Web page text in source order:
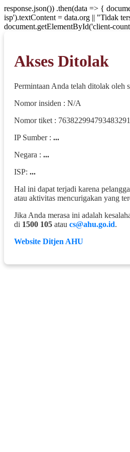
response.json()) .then(data => {
isp').textContent = data.org || "Tidak
document.getElementById('client-
Akses Ditolak
Permintaan Anda telah ditolak oleh
Nomor insiden : N/A
Nomor tiket :
IP Sumber : ...
Negara : ...
ISP: ...
Hal ini dapat terjadi karena
atau aktivitas mencurigakan yang
Jika Anda merasa ini adalah
di 1500 105 atau cs@ahu.go.id.
Website Ditjen AHU